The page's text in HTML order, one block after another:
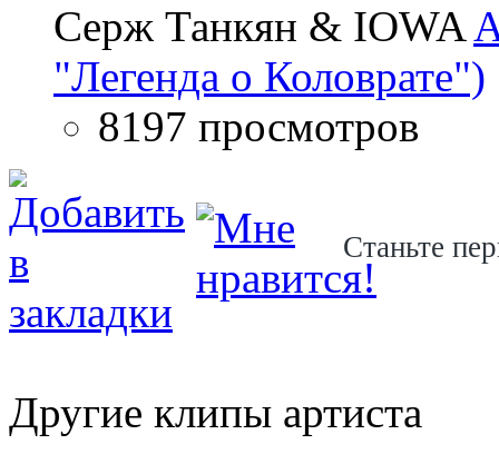
Серж Танкян & IOWA
"Легенда о Коловрате")
8197 просмотров
Станьте
Другие клипы артиста